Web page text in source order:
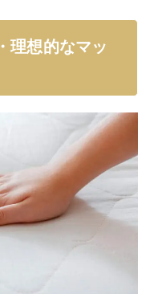
理想的なマッ